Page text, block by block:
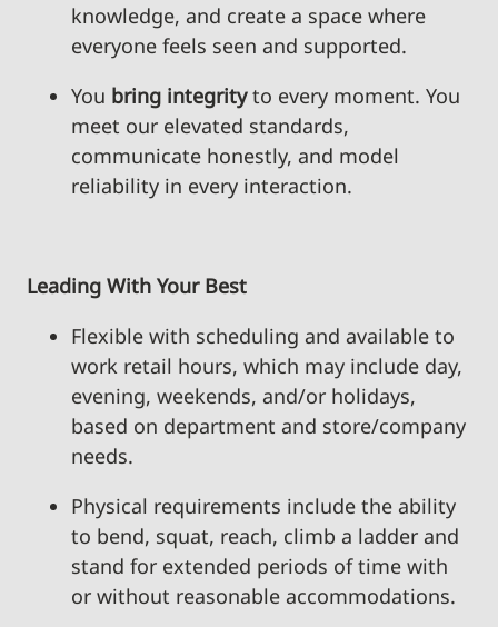
knowledge, and create a space where
everyone feels seen and supported.
You bring integrityto every moment. You
meet our elevated standards,
communicate honestly, and model
reliability in every interaction.
Leading With Your Best
Flexible with scheduling and available to
work retail hours, which may include day,
evening, weekends, and/or holidays,
based on department and store/company
needs.
Physical requirements include the ability
to bend, squat, reach, climb a ladder and
stand for extended periods of time with
or without reasonable accommodations.